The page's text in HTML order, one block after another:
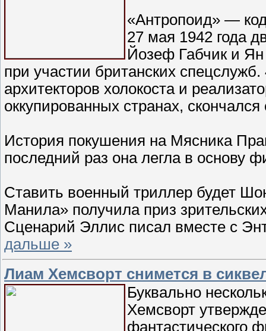
«Антропоид» —
27 мая 1942 года
Йозеф Габчик и
при участии британских
архитекторов холокоста и
оккупированных странах,
История покушения на Мясника
последний раз она легла в основу
Ставить военный триллер будет
Манила» получила приз
Сценарий Эллис писал вместе с
дальше »
Лиам Хемсворт снимется в
Буквально
Хемсворт
фантастического